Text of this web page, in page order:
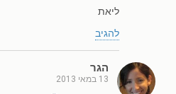
ליאת
להגיב
הגר
13 במאי 2013